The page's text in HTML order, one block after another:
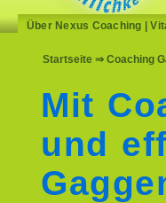
Über Nexus Coaching |
Startseite ⇒ Coaching
Mit
und